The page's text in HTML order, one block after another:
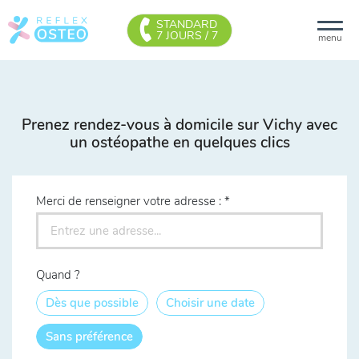
menu
STANDARD
7 JOURS / 7
Prenez rendez-vous à domicile sur Vichy avec
un ostéopathe en quelques clics
Merci de renseigner votre adresse :
Quand ?
Dès que possible
Choisir une date
Sans préférence